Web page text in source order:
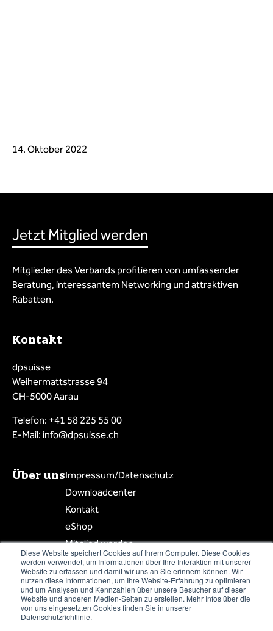
Diese Website speichert Cookies auf Ihrem Computer. Diese Cookies
werden verwendet, um Informationen über Ihre Interaktion mit unserer
Website zu erfassen und damit wir uns an Sie erinnern können. Wir
nutzen diese Informationen, um Ihre Website-Erfahrung zu optimieren
und um Analysen und Kennzahlen über unsere Besucher auf dieser
Website und anderen Medien-Seiten zu erstellen. Mehr Infos über die
von uns eingesetzten Cookies finden Sie in unserer
Datenschutzrichtlinie.
14. Oktober 2022
Jetzt Mitglied werden
Mitglieder des Verbands profitieren von umfassender
Beratung, interessantem Networking und attraktiven
Rabatten.
Kontakt
dpsuisse
Weihermattstrasse 94
CH-5000 Aarau
Telefon: +41 58 225 55 00
E-Mail: info@dpsuisse.ch
Über unsImpressum/Datenschutz
Downloadcenter
Kontakt
eShop
Mitglied werden
Mitgliederbereich
Mitgliederliste